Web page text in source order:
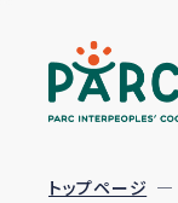
トップページ